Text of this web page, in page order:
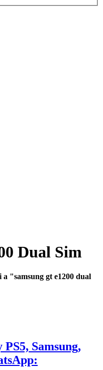
Dual Sim
"samsung gt e1200 dual
Samsung,